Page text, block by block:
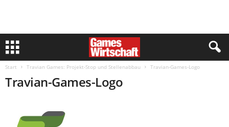
Start Travian Games: Projekt-Stop und Stellenabbau Travian-Games-Logo
Travian-Games-Logo